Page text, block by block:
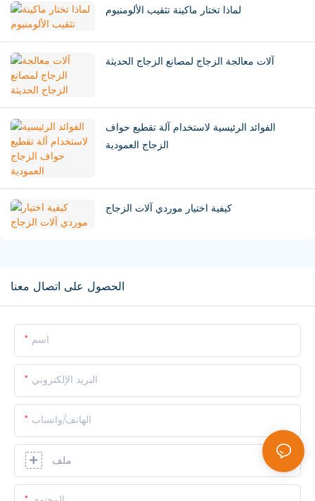
لماذا تختار ماكينة تثقيب الألومنيوم
آلات معالجة الزجاج لمصانع الزجاج الحديثة
الفوائد الرئيسية لاستخدام آلة تقطيع حواف
الزجاج العمودية
كيفية اختيار موردي آلات الزجاج
الحصول على اتصال معنا
اسم
البريد الإلكتروني
الهاتف/واتساب
ملف